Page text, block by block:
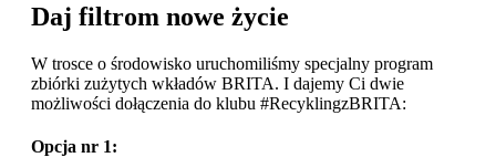
Daj filtrom nowe życie
W trosce o środowisko uruchomiliśmy specjalny program
zbiórki zużytych wkładów BRITA. I dajemy Ci dwie
możliwości dołączenia do klubu #RecyklingzBRITA:
Opcja nr 1: